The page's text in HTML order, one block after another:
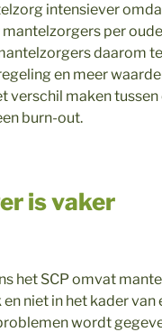
intensiever
per
daarom
en meer
verschil maken tussen
burn-out.
is vaker
het SCP omvat
niet in het kader van
wordt